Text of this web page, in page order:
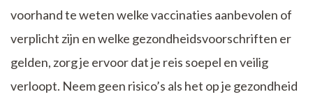
voorhand te weten welke vaccinaties aanbevolen of
verplicht zijn en welke gezondheidsvoorschriften er
gelden, zorg je ervoor dat je reis soepel en veilig
verloopt. Neem geen risico’s als het op je gezondheid